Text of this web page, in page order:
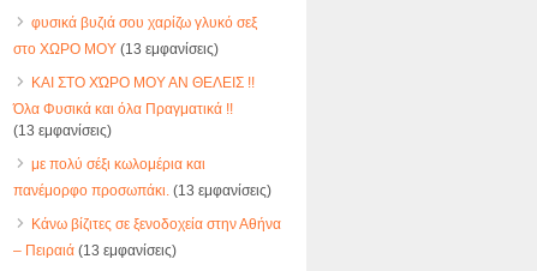
φυσικά βυζιά σου χαρίζω γλυκό σεξ
στο ΧΩΡΟ ΜΟΥ(13 εμφανίσεις)
ΚΑΙ ΣΤΟ ΧΏΡΟ ΜΟΥ ΑΝ ΘΕΛΕΙΣ !!
Όλα Φυσικά και όλα Πραγματικά !!
(13 εμφανίσεις)
με πολύ σέξι κωλομέρια και
πανέμορφο προσωπάκι.(13 εμφανίσεις)
Κάνω βίζιτες σε ξενοδοχεία στην Αθήνα
– Πειραιά(13 εμφανίσεις)